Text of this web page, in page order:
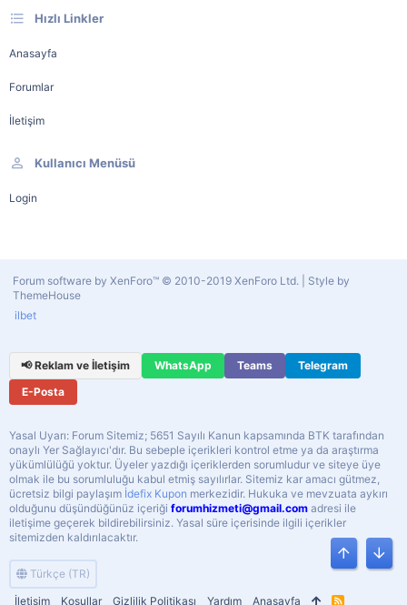
Hızlı Linkler
Anasayfa
Forumlar
İletişim
Kullanıcı Menüsü
Login
Türkçe (TR)
İletişim
Koşullar Gizlilik Politikası Yardım Anasayfa R
Forum software by XenForo™ © 2010-2019 XenForo Ltd.
Style by
ThemeHouse
ilbet
📢 Reklam ve İletişim WhatsApp Teams
Telegram
E-Posta
Yasal Uyarı: Forum Sitemiz; 5651 Sayılı Kanun kapsamında BTK tarafından
onaylı Yer Sağlayıcı'dır. Bu sebeple içerikleri kontrol etme ya da araştırma
yükümlülüğü yoktur. Üyeler yazdığı içeriklerden sorumludur ve siteye üye
olmak ile bu sorumluluğu kabul etmiş sayılırlar. Sitemiz kar amacı gütmez,
ücretsiz bilgi paylaşım İdefix Kupon merkezidir. Hukuka ve mevzuata aykırı
olduğunu düşündüğünüz içeriği forumhizmeti@gmail.com adresi ile
iletişime geçerek bildirebilirsiniz. Yasal süre içerisinde ilgili içerikler
sitemizden kaldırılacaktır.
Üst Alt